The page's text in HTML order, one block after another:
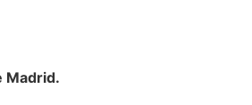
Madrid.